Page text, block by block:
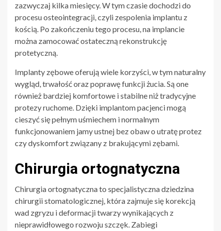
zazwyczaj kilka miesięcy. W tym czasie dochodzi do
procesu osteointegracji, czyli zespolenia implantu z
kością. Po zakończeniu tego procesu, na implancie
można zamocować ostateczną rekonstrukcję
protetyczną.
Implanty zębowe oferują wiele korzyści, w tym naturalny
wygląd, trwałość oraz poprawę funkcji żucia. Są one
również bardziej komfortowe i stabilne niż tradycyjne
protezy ruchome. Dzięki implantom pacjenci mogą
cieszyć się pełnym uśmiechem i normalnym
funkcjonowaniem jamy ustnej bez obaw o utratę protez
czy dyskomfort związany z brakującymi zębami.
Chirurgia ortognatyczna
Chirurgia ortognatyczna to specjalistyczna dziedzina
chirurgii stomatologicznej, która zajmuje się korekcją
wad zgryzu i deformacji twarzy wynikających z
nieprawidłowego rozwoju szczęk. Zabiegi